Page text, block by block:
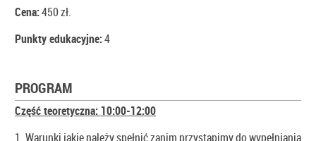
Cena:450 zł.
Punkty edukacyjne:4
PROGRAM
Część teoretyczna: 10:00-12:00
1. Warunki jakie należy spełnić zanim przystąpimy do wypełniania